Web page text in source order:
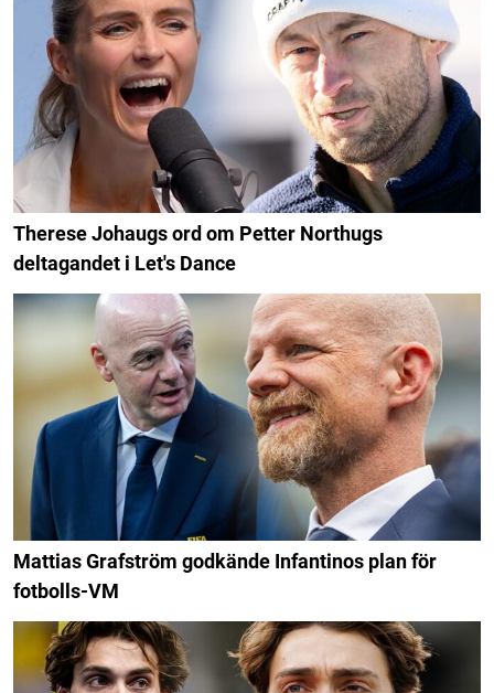
Therese Johaugs ord om Petter Northugs
deltagandet i Let's Dance
Mattias Grafström godkände Infantinos plan för
fotbolls-VM